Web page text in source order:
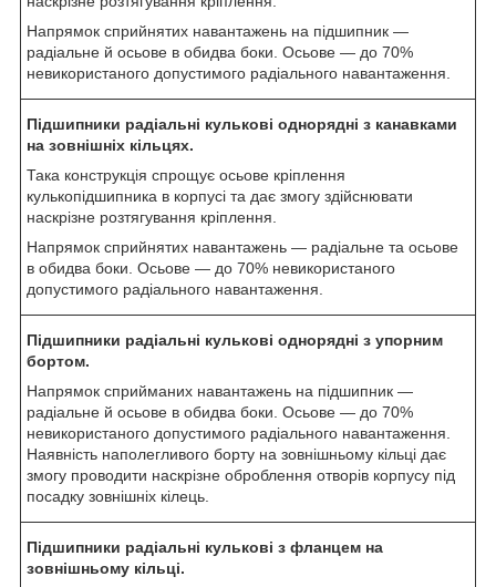
Напрямок сприйнятих навантажень на підшипник —
радіальне й осьове в обидва боки. Осьове — до 70%
невикористаного допустимого радіального навантаження.
Підшипники радіальні кулькові однорядні з канавками
на зовнішніх кільцях.
Така конструкція спрощує осьове кріплення
кулькопідшипника в корпусі та дає змогу здійснювати
наскрізне розтягування кріплення.
Напрямок сприйнятих навантажень — радіальне та осьове
в обидва боки. Осьове — до 70% невикористаного
допустимого радіального навантаження.
Підшипники радіальні кулькові однорядні з упорним
бортом.
Напрямок сприйманих навантажень на підшипник —
радіальне й осьове в обидва боки. Осьове — до 70%
невикористаного допустимого радіального навантаження.
Наявність наполегливого борту на зовнішньому кільці дає
змогу проводити наскрізне оброблення отворів корпусу під
посадку зовнішніх кілець.
Підшипники радіальні кулькові з фланцем на
зовнішньому кільці.